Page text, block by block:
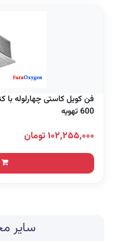
600 تهویه
۱۰۲,۲۵۵,۰۰۰ تومان
سایر